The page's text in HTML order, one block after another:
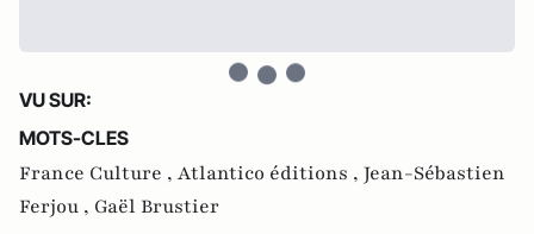
VU SUR:
MOTS-CLES
France Culture , Atlantico éditions , Jean-Sébastien
Ferjou , Gaël Brustier